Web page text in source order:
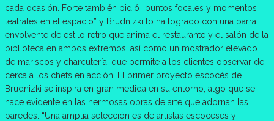
cada ocasión. Forte también pidió “puntos focales y momentos
teatrales en el espacio” y Brudnizki lo ha logrado con una barra
envolvente de estilo retro que anima el restaurante y el salón de la
biblioteca en ambos extremos, así como un mostrador elevado
de mariscos y charcutería, que permite a los clientes observar de
cerca a los chefs en acción. El primer proyecto escocés de
Brudnizki se inspira en gran medida en su entorno, algo que se
hace evidente en las hermosas obras de arte que adornan las
paredes. “Una amplia selección es de artistas escoceses y